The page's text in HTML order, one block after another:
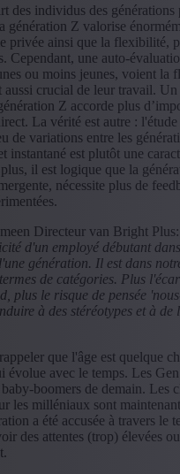
des individus des générations
génération Z valorise
privée ainsi que la flexibilité,
Cependant, une auto-
ou moins jeunes, voient la
aussi crucial de leur travail. Un
Z accorde plus
La vérité est autre :
de variations entre les
instantané est plutôt une
il est logique que la
nécessite plus de
Directeur van Bright Plus:
d'un employé débutant
génération. Il est dans
de catégories. Plus
plus le risque de pensée
à des stéréotypes et à de
que l'âge est quelque
évolue avec le temps. Les
boomers de demain. Les
les milléniaux sont
a été accusée à travers le
des attentes (trop) élevées